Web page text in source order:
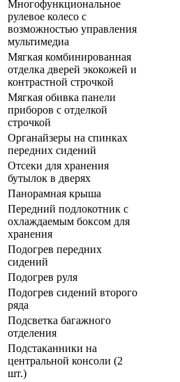
Многофункциональное
рулевое колесо с
возможностью управления
мультимедиа
Мягкая комбинированная
отделка дверей экокожей и
контрастной строчкой
Мягкая обивка панели
приборов с отделкой
строчкой
Органайзеры на спинках
передних сидений
Отсеки для хранения
бутылок в дверях
Панорамная крыша
Передний подлокотник с
охлаждаемым боксом для
хранения
Подогрев передних
сидений
Подогрев руля
Подогрев сидений второго
ряда
Подсветка багажного
отделения
Подстаканники на
центральной консоли (2
шт.)